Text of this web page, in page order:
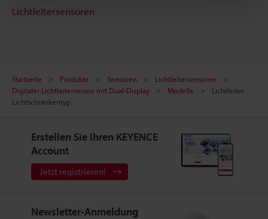
Lichtleitersensoren
Startseite Produkte Sensoren
Lichtleitersensoren
Digitaler Lichtleitersensor mit Dual-Display
Modelle
Lichtleiter
Lichtschrankentyp
Erstellen Sie Ihren KEYENCE
Account
Jetzt registrieren!
Newsletter-Anmeldung